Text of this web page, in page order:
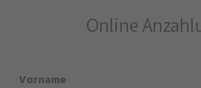
Online
Vorname